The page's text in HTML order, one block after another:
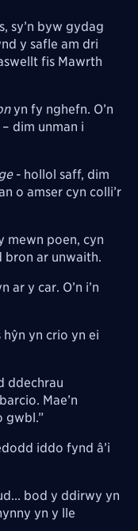
sy’n byw gydag
y safle am dri
fis Mawrth
yn fy nghefn. O’n
dim unman i
- hollol saff, dim
o amser cyn colli’r
mewn poen, cyn
bron ar unwaith.
ar y car. O’n i’n
yn crio yn ei
ddechrau
Mae’n
gwbl.”
iddo fynd â’i
bod y ddirwy yn
yn y lle